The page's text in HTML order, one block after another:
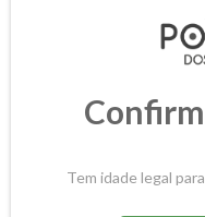
Tem idade legal